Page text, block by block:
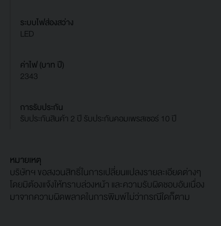
ระบบไฟส่องสว่าง
LED
ค่าไฟ (บาท ปี)
2343
การรับประกัน
รับประกันสินค้า 2 ปี รับประกันคอมเพรสเซอร์ 10 ปี
หมายเหตุ
บริษัทฯ ขอสงวนสิทธิ์ในการเปลี่ยนแปลงรายละเอียดต่างๆ
โดยมิต้องแจ้งให้ทราบล่วงหน้า และความรับผิดชอบอันเนื่อง
มาจากความผิดพลาดในการพิมพ์ไม่ว่ากรณีใดก็ตาม